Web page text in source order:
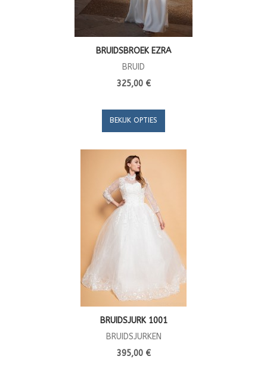
BRUIDSBROEK EZRA
BRUID
325,00 €
BEKIJK OPTIES
BRUIDSJURK 1001
BRUIDSJURKEN
395,00 €